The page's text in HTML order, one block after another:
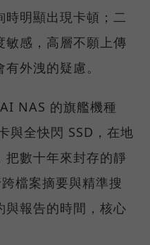
明顯出現卡頓；二
敏感，高層不願上傳
外洩的疑慮。
NAS 的旗艦機種
與全快閃 SSD，在地
數十年來封存的靜
檔案摘要與精準搜
與報告的時間，核心